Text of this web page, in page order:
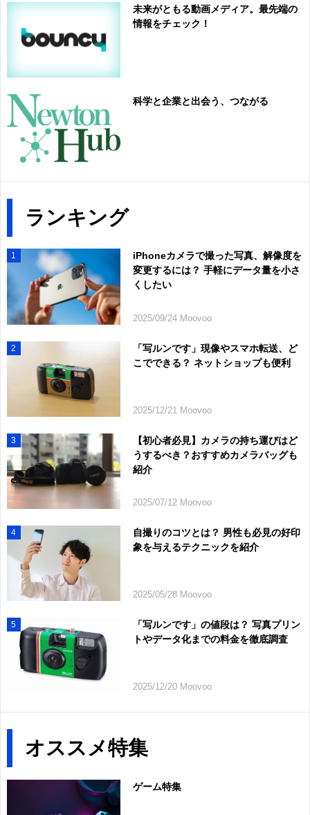
未来がともる動画メディア。最先端の
情報をチェック！
科学と企業と出会う、つながる
ランキング
1
iPhoneカメラで撮った写真、解像度を
変更するには？ 手軽にデータ量を小さ
くしたい
2025/09/24 Moovoo
2
「写ルンです」現像やスマホ転送、ど
こでできる？ ネットショップも便利
2025/12/21 Moovoo
3
【初心者必見】カメラの持ち運びはど
うするべき？おすすめカメラバッグも
紹介
2025/07/12 Moovoo
4
自撮りのコツとは？ 男性も必見の好印
象を与えるテクニックを紹介
2025/05/28 Moovoo
5
「写ルンです」の値段は？ 写真プリン
トやデータ化までの料金を徹底調査
2025/12/20 Moovoo
オススメ特集
ゲーム特集